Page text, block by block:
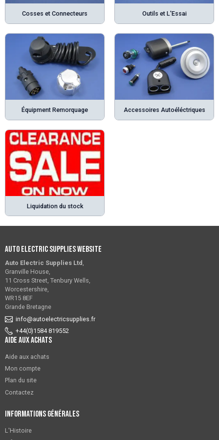
Cosses et Connecteurs Outils et L'Essai
Équipment Remorquage Accessoires Autoéléctriques
Liquidation du stock
Auto Electric Supplies Website
Auto Electric Supplies Ltd ,
Granville House,
11 Cross Street, Tenbury Wells,
Worcestershire,
WR15 8EF
Grande Bretagne
info@autoelectricsupplies.fr
+44(0)1584 819552
Aide aux achats
Aide aux achats
Mon compte
Plan du site
Contactez
Informations générales
L'Histoire